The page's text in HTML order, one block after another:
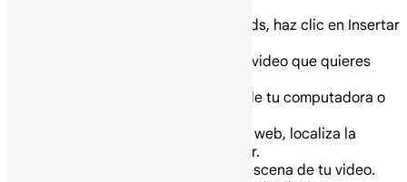
En la barra de menú de Vids, haz clic en Insertar
Selecciona la imagen o el video que quieres
Para arrastrar una imagen desde tu computadora o
En tu computadora o sitio web, localiza la
imagen que quieres añadir.
Arrastra la imagen a una escena de tu video.